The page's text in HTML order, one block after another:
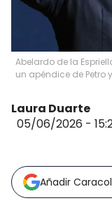
Abelardo de la
un apéndice de Petro
Laura Duarte
05/06/2026 -
Añadir